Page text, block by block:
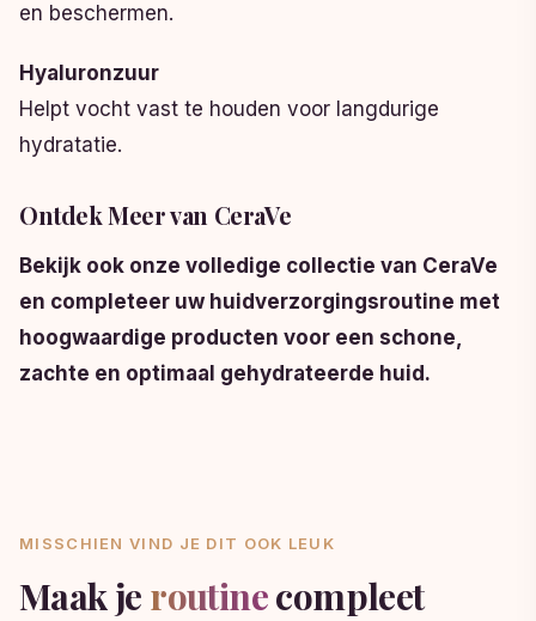
en beschermen.
Hyaluronzuur
Helpt vocht vast te houden voor langdurige
hydratatie.
Ontdek Meer van CeraVe
Bekijk ook onze volledige collectie van CeraVe
en completeer uw huidverzorgingsroutine met
hoogwaardige producten voor een schone,
zachte en optimaal gehydrateerde huid.
MISSCHIEN VIND JE DIT OOK LEUK
Maak je routinecompleet